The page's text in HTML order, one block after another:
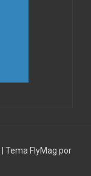
Tema FlyMag por